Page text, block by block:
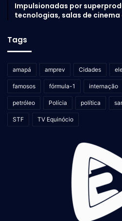
Impulsionadas por
tecnologias, salas de
Tags
amapá amprev Cidades
famosos fórmula-1 internação
petróleo Polícia política
STF TV Equinócio